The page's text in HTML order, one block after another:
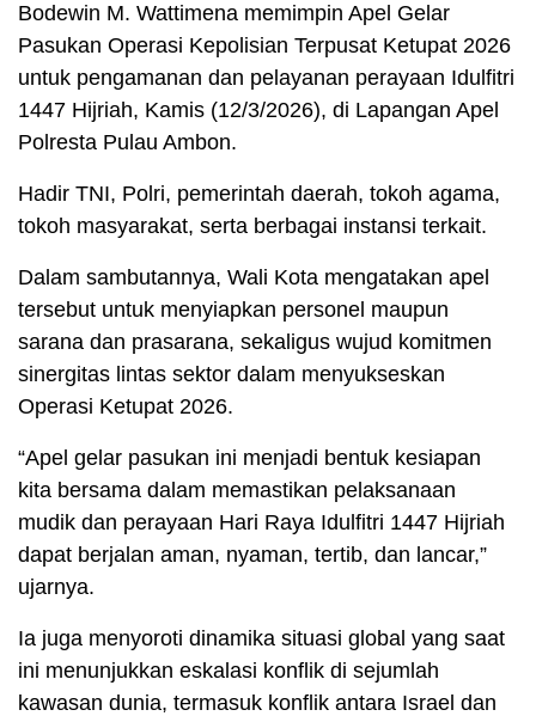
Bodewin M. Wattimena memimpin Apel Gelar
Pasukan Operasi Kepolisian Terpusat Ketupat 2026
untuk pengamanan dan pelayanan perayaan Idulfitri
1447 Hijriah, Kamis (12/3/2026), di Lapangan Apel
Polresta Pulau Ambon.
Hadir TNI, Polri, pemerintah daerah, tokoh agama,
tokoh masyarakat, serta berbagai instansi terkait.
Dalam sambutannya, Wali Kota mengatakan apel
tersebut untuk menyiapkan personel maupun
sarana dan prasarana, sekaligus wujud komitmen
sinergitas lintas sektor dalam menyukseskan
Operasi Ketupat 2026.
“Apel gelar pasukan ini menjadi bentuk kesiapan
kita bersama dalam memastikan pelaksanaan
mudik dan perayaan Hari Raya Idulfitri 1447 Hijriah
dapat berjalan aman, nyaman, tertib, dan lancar,”
ujarnya.
Ia juga menyoroti dinamika situasi global yang saat
ini menunjukkan eskalasi konflik di sejumlah
kawasan dunia, termasuk konflik antara Israel dan